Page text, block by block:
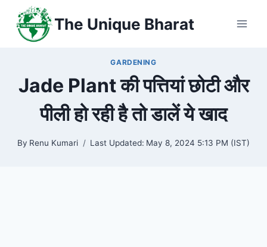
content
The Unique Bharat
GARDENING
Jade Plant की पत्तियां छोटी और
पीली हो रही है तो डालें ये खाद
By Renu Kumari Last Updated: May 8, 2024 5:13 PM (IST)